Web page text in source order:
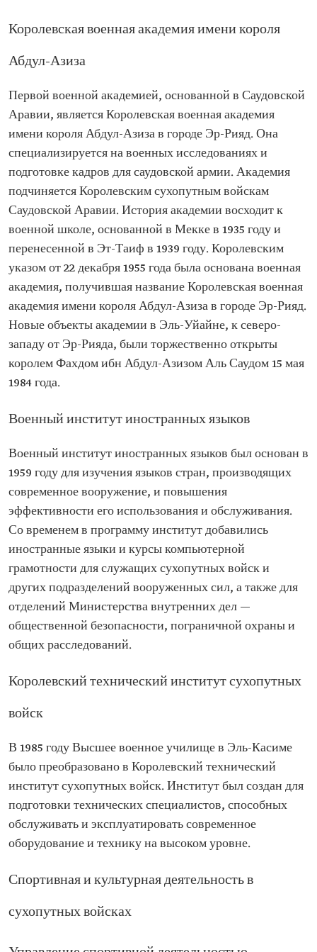
Королевская военная академия имени короля
Абдул-Азиза
Первой военной академией, основанной в Саудовской
Аравии, является Королевская военная академия
имени короля Абдул-Азиза в городе Эр-Рияд. Она
специализируется на военных исследованиях и
подготовке кадров для саудовской армии. Академия
подчиняется Королевским сухопутным войскам
Саудовской Аравии. История академии восходит к
военной школе, основанной в Мекке в 1935 году и
перенесенной в Эт-Таиф в 1939 году. Королевским
указом от 22 декабря 1955 года была основана военная
академия, получившая название Королевская военная
академия имени короля Абдул-Азиза в городе Эр-Рияд.
Новые объекты академии в Эль-Уйайне, к северо-
западу от Эр-Рияда, были торжественно открыты
королем Фахдом ибн Абдул-Азизом Аль Саудом 15 мая
1984 года.
Военный институт иностранных языков
Военный институт иностранных языков был основан в
1959 году для изучения языков стран, производящих
современное вооружение, и повышения
эффективности его использования и обслуживания.
Со временем в программу институт добавились
иностранные языки и курсы компьютерной
грамотности для служащих сухопутных войск и
других подразделений вооруженных сил, а также для
отделений Министерства внутренних дел —
общественной безопасности, пограничной охраны и
общих расследований.
Королевский технический институт сухопутных
войск
В 1985 году Высшее военное училище в Эль-Касиме
было преобразовано в Королевский технический
институт сухопутных войск. Институт был создан для
подготовки технических специалистов, способных
обслуживать и эксплуатировать современное
оборудование и технику на высоком уровне.
Спортивная и культурная деятельность в
сухопутных войсках